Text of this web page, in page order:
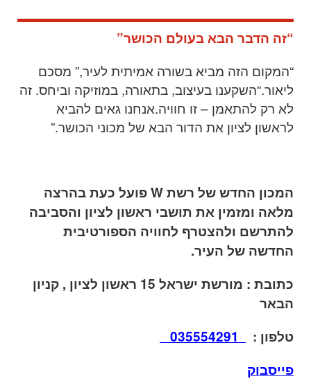
“זה הדבר הבא בעולם הכושר”
“המקום הזה מביא בשורה אמיתית לעיר,” מסכם
ליאור.“השקענו בעיצוב, בתאורה, במוזיקה וביחס. זה
לא רק להתאמן – זו חוויה.אנחנו גאים להביא
לראשון לציון את הדור הבא של מכוני הכושר.”
המכון החדש של רשת W פועל כעת בהרצה
מלאה ומזמין את תושבי ראשון לציון והסביבה
להתרשם ולהצטרף לחוויה הספורטיבית
החדשה של העיר.
כתובת : מורשת ישראל 15 ראשון לציון , קניון
הבאר
טלפון :
פייסבוק